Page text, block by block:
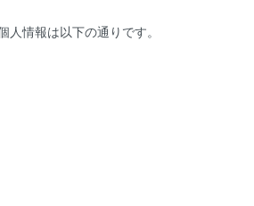
人情報は以下の通りです。